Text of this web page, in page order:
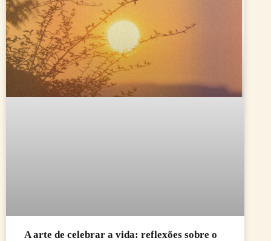
A arte de celebrar a vida: reflexões sobre o